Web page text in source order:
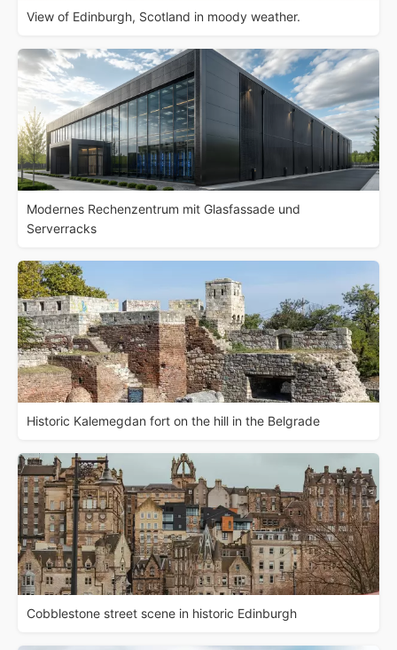
View of Edinburgh, Scotland in moody weather.
Modernes Rechenzentrum mit Glasfassade und
Serverracks
Historic Kalemegdan fort on the hill in the Belgrade
Cobblestone street scene in historic Edinburgh